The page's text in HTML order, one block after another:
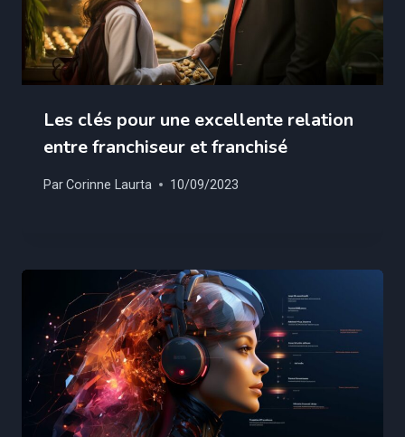
Les clés pour une excellente relation
entre franchiseur et franchisé
ParCorinne Laurta 10/09/2023